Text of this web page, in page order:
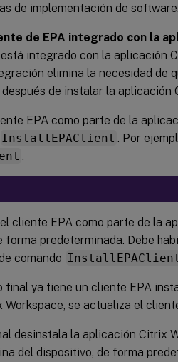
de implementación de
de EPA integrado con la
integrado con la aplicación
elimina la necesidad de
de instalar la aplicación
EPA como parte de la
InstallEPAClient . Por
.
cliente EPA como parte de la
forma predeterminada. Debe
comando
final ya tiene un cliente EPA
se actualiza el
desinstala la aplicación Citrix
del dispositivo, de forma